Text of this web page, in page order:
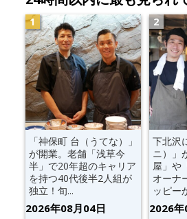
「神保町 台（うてな）」
が開業。老舗「浅草今
半」で20年超のキャリア
を持つ40代後半2人組が
独立！旬...
2026年08月04日
下北沢
ニ）」
屋」や
オーナ
ッピー
2026年